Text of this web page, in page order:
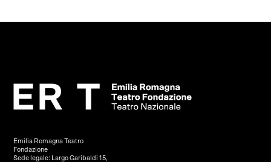
Emilia Romagna Teatro
Fondazione
Sede legale: Largo Garibaldi 15,